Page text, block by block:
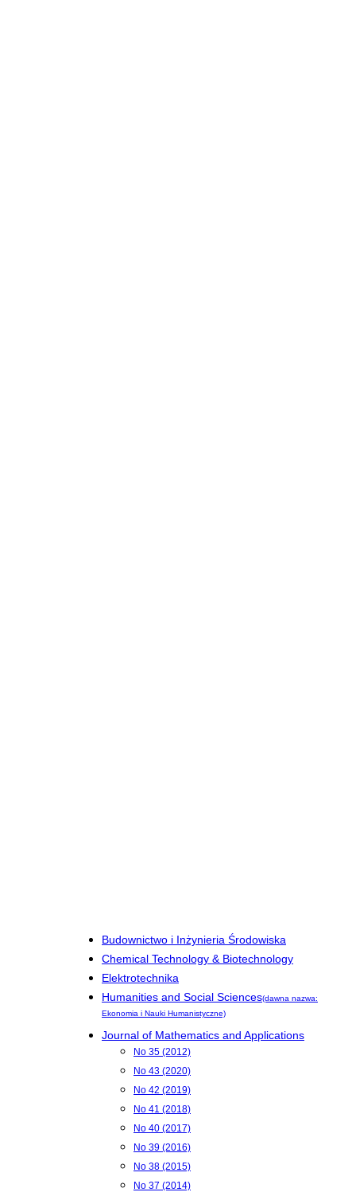
Budownictwo i Inżynieria Środowiska
Chemical Technology & Biotechnology
Elektrotechnika
Humanities and Social Sciences(dawna nazwa:
Ekonomia i Nauki Humanistyczne)
Journal of Mathematics and Applications
No 35 (2012)
No 43 (2020)
No 42 (2019)
No 41 (2018)
No 40 (2017)
No 39 (2016)
No 38 (2015)
No 37 (2014)